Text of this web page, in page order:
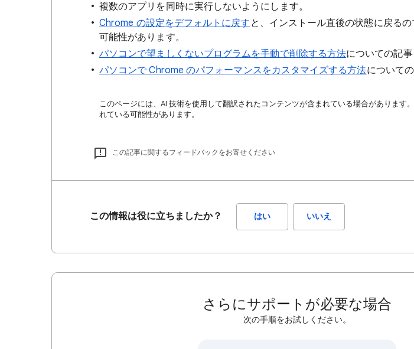
複数のアプリを同時に実行しないようにします。
Chrome の設定をデフォルトに戻す と、インストール直後の状態に戻る
可能性があります。
パソコンで望ましくないプログラムを手動で削除する方法についての記事
パソコンで Chrome のパフォーマンスをカスタマイズする方法について
このページには、AI 技術を使用して翻訳されたコンテンツが含まれている場合があります
れている可能性があります。
この記事に関するフィードバックをお寄せください
この情報は役に立ちましたか？ はい いいえ
さらにサポートが必要な場合
次の手順をお試しください。